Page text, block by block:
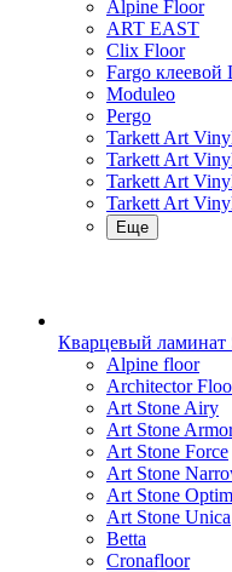
Alpine Floor
ART EAST
Clix Floor
Fargo клеевой
Moduleo
Pergo
Tarkett Art
Tarkett Art
Tarkett Art
Tarkett Art
Еще
Кварцевый ламинат
Alpine floor
Architector
Art Stone Airy
Art Stone
Art Stone Force
Art Stone
Art Stone
Art Stone Unica
Betta
Cronafloor